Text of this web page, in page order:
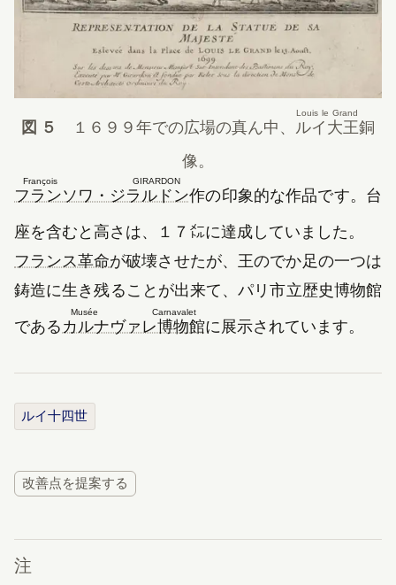
図 ５ １６９９年での広場の真ん中、 ルイ大王
Louis le Grand
銅
像。
フランソワ・ジラルドン
François GIRARDON （新しいタブで開きます）
作の印象的な作品です。台
座を含むと高さは、１７㍍に達成していました。
フランス革命（新しいタブで開きます）
が破壊させたが、王のでか足の一つは
鋳造に生き残ることが出来て、パリ市立歴史博物館
であるカルナヴァレ博物館
Musée Carnavalet （新しいタブで開きます）
に展示されています。
ルイ十四世
改善点を提案する
注